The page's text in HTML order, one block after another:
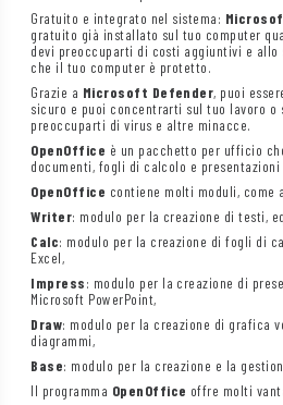
Gratuito e integrato nel sistema:
gratuito già installato sul tuo computer
devi preoccuparti di costi aggiuntivi e allo
che il tuo computer è protetto.
Grazie a Microsoft Defender, puoi
sicuro e puoi concentrarti sul tuo lavoro o
preoccuparti di virus e altre minacce.
OpenOffice è un pacchetto per ufficio
documenti, fogli di calcolo e
OpenOffice contiene molti moduli, come
Writer: modulo per la creazione di testi,
Calc: modulo per la creazione di fogli di
Excel,
Impress: modulo per la creazione di
Microsoft PowerPoint,
Draw: modulo per la creazione di grafica
diagrammi,
Base: modulo per la creazione e la
Il programma OpenOffice offre molti